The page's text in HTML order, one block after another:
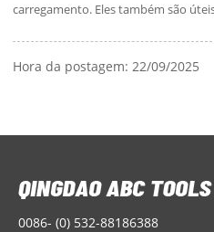
carregamento. Eles também são
Hora da postagem: 22/09/2025
0086- (0) 532-88186388